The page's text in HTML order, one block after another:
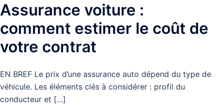
Assurance voiture :
comment estimer le coût de
votre contrat
EN BREF Le prix d’une assurance auto dépend du type de
véhicule. Les éléments clés à considérer : profil du
conducteur et […]